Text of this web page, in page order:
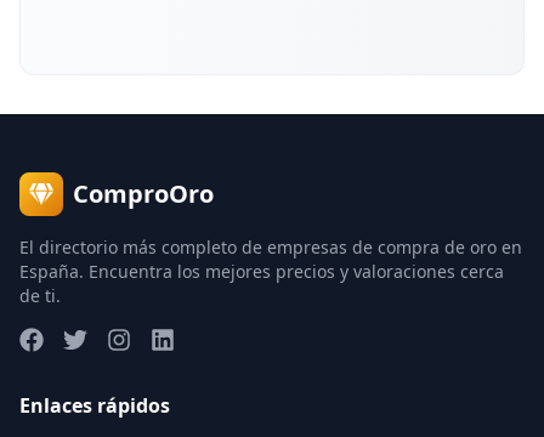
ComproOro
El directorio más completo de empresas de compra de oro en
España. Encuentra los mejores precios y valoraciones cerca
de ti.
Enlaces rápidos